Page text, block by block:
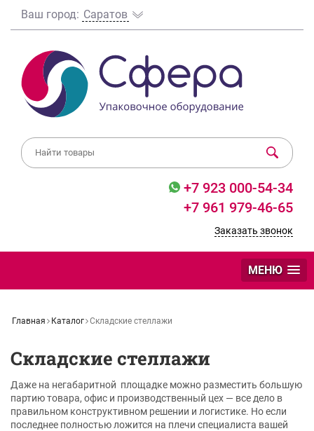
Ваш город: Саратов
+7 923 000-54-34
+7 961 979-46-65
Заказать звонок
МЕНЮ
Главная Каталог Складские стеллажи
Складские стеллажи
Даже на негабаритной площадке можно разместить большую
партию товара, офис и производственный цех — все дело в
правильном конструктивном решении и логистике. Но если
последнее полностью ложится на плечи специалиста вашей